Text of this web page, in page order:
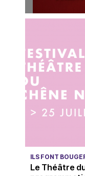
ILS FONT
Le Théâtre